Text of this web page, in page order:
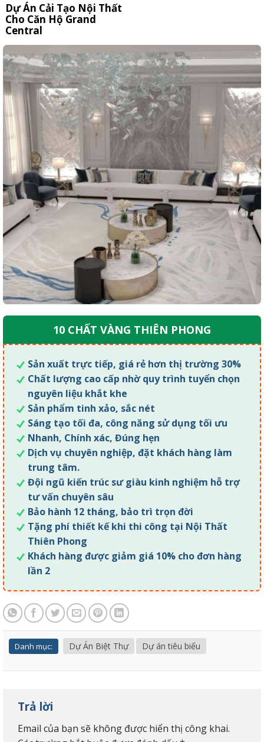
Dự Án Cải Tạo Nội Thất
Cho Căn Hộ Grand
Central
10 CHẤT VÀNG THIÊN PHONG
Sản xuất trực tiếp, giá rẻ hơn thị trường 30%
Chất lượng cao cấp nhờ quy trình tuyển chọn
nguyên liệu khắt khe
Sản phẩm tinh xảo, sắc nét
Sáng tạo tối đa, công năng sử dụng tối ưu
Nhanh, Chính xác, Đúng hẹn
Dịch vụ chuyên nghiệp, đặt khách hàng làm
trung tâm.
Đội ngũ kiến trúc sư giàu kinh nghiệm hỗ trợ
tư vấn chuyên sâu
Bảo hành 12 tháng, bảo trì trọn đời
Tặng phí thiết kế khi thi công tại Nội Thất
Thiên Phong
Khách hàng được giảm giá 10% cho đơn hàng
lần 2
Danh mục: Dự Án Biệt Thự Dự án tiêu biểu
Trả lời
Email của bạn sẽ không được hiển thị công khai.